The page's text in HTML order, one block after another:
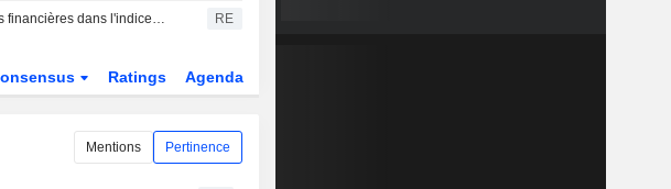
La part des financières dans l'indice de Toronto atteint un sommet de 8 ans face à l'envolée des valorisations bancaires RE
Ratings Agenda
Mentions Pertinence